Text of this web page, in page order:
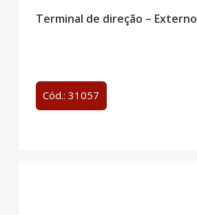
Terminal de direção – Externo
Cód.: 31057